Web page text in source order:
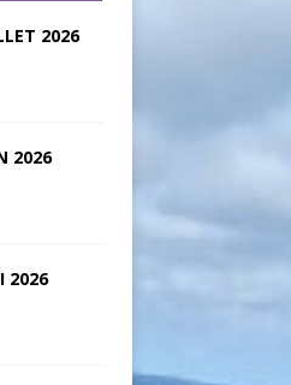
2026
2026
2026